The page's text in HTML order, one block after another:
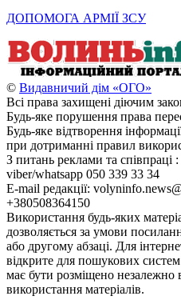
ДОПОМОГА АРМІЇ ЗСУ
© Видавничий дім «ОГО»
Всі права захищені діючим
Будь-яке порушення права
Будь-яке відтворення
при дотриманні правил
З питань реклами та співпраці
viber/whatsapp 050 339 33 34
E-mail редакції:
+380508364150
Використання будь-яких
дозволяється за умови
або другому абзаці. Для
відкрите для пошукових
має бути розміщено незалежно
використання матеріалів.